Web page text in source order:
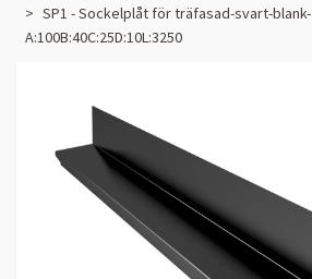
SP1 - Sockelplåt för träfasad-svart-blank-
A:100B:40C:25D:10L:3250